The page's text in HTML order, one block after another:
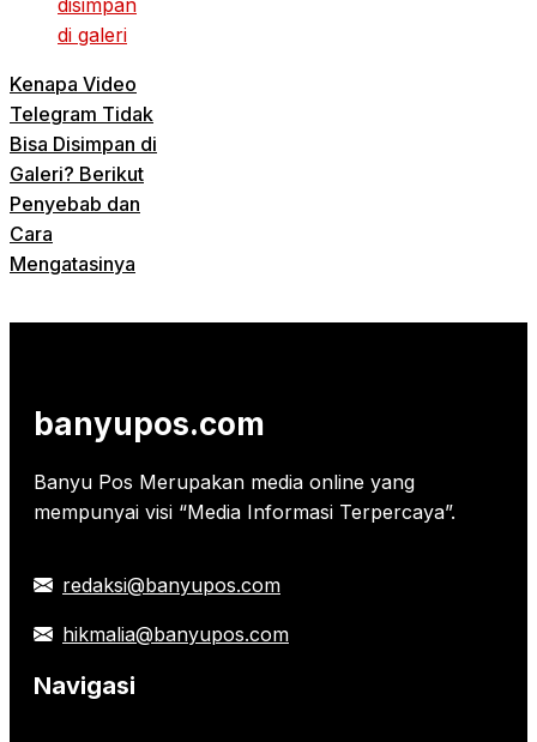
Kenapa Video
Telegram Tidak
Bisa Disimpan di
Galeri? Berikut
Penyebab dan
Cara
Mengatasinya
banyupos.com
Banyu Pos Merupakan media online yang
mempunyai visi “Media Informasi Terpercaya”.
redaksi@banyupos.com
hikmalia@banyupos.com
Navigasi